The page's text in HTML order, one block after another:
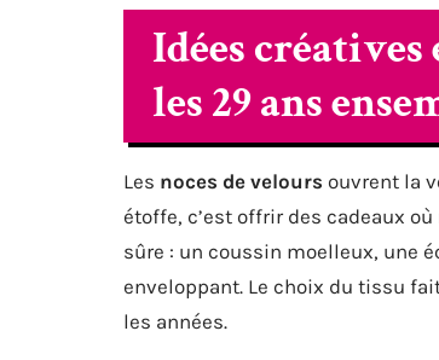
Idées
les 29 ans
Les noces de velours ouvrent la
étoffe, c’est offrir des cadeaux où
sûre : un coussin moelleux, une
enveloppant. Le choix du tissu
les années.